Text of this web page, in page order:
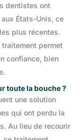
dentistes ont
États-Unis, ce
plus récentes.
permet
confiance, bien
toute la bouche ?
une solution
qui ont perdu la
Au lieu de recourir